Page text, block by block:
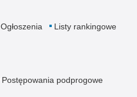
Ogłoszenia
Listy rankingowe
Postępowania podprogowe